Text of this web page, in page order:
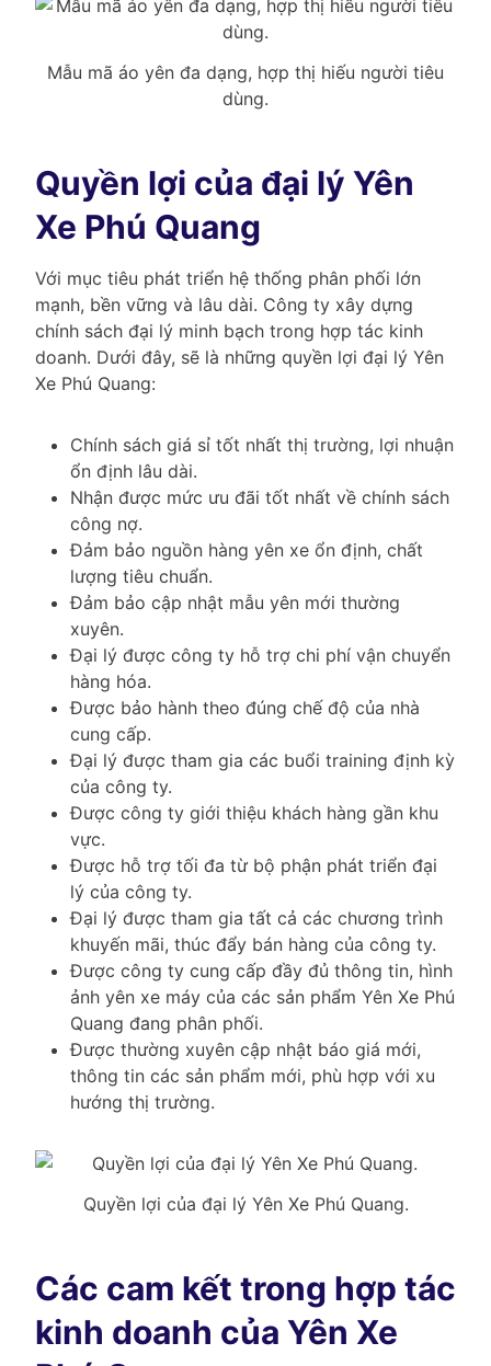
Mẫu mã áo yên đa dạng, hợp thị hiếu người tiêu
dùng.
Quyền lợi của đại lý Yên
Xe Phú Quang
Với mục tiêu phát triển hệ thống phân phối lớn
mạnh, bền vững và lâu dài. Công ty xây dựng
chính sách đại lý minh bạch trong hợp tác kinh
doanh. Dưới đây, sẽ là những quyền lợi đại lý Yên
Xe Phú Quang:
Chính sách giá sỉ tốt nhất thị trường, lợi nhuận
ổn định lâu dài.
Nhận được mức ưu đãi tốt nhất về chính sách
công nợ.
Đảm bảo nguồn hàng yên xe ổn định, chất
lượng tiêu chuẩn.
Đảm bảo cập nhật mẫu yên mới thường
xuyên.
Đại lý được công ty hỗ trợ chi phí vận chuyển
hàng hóa.
Được bảo hành theo đúng chế độ của nhà
cung cấp.
Đại lý được tham gia các buổi training định kỳ
của công ty.
Được công ty giới thiệu khách hàng gần khu
vực.
Được hỗ trợ tối đa từ bộ phận phát triển đại
lý của công ty.
Đại lý được tham gia tất cả các chương trình
khuyến mãi, thúc đẩy bán hàng của công ty.
Được công ty cung cấp đầy đủ thông tin, hình
ảnh yên xe máy của các sản phẩm Yên Xe Phú
Quang đang phân phối.
Được thường xuyên cập nhật báo giá mới,
thông tin các sản phẩm mới, phù hợp với xu
hướng thị trường.
Quyền lợi của đại lý Yên Xe Phú Quang.
Các cam kết trong hợp tác
kinh doanh của Yên Xe